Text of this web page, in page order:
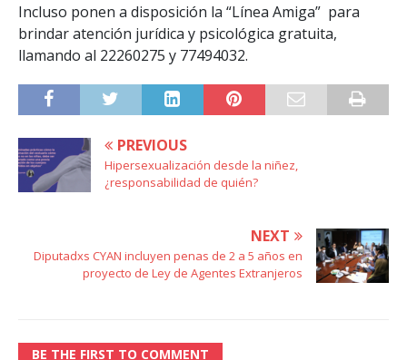
Incluso ponen a disposición la “Línea Amiga” para
brindar atención jurídica y psicológica gratuita,
llamando al 22260275 y 77494032.
PREVIOUS
Hipersexualización desde la niñez,
¿responsabilidad de quién?
NEXT
Diputadxs CYAN incluyen penas de 2 a 5 años en
proyecto de Ley de Agentes Extranjeros
BE THE FIRST TO COMMENT